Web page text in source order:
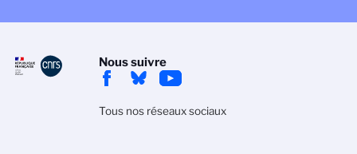
Nous suivre
Tous nos réseaux sociaux